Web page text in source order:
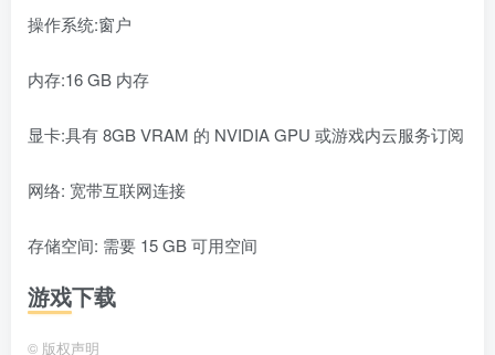
操作系统:窗户
内存:16 GB 内存
显卡:具有 8GB VRAM 的 NVIDIA GPU 或游戏内云服务订阅
网络: 宽带互联网连接
存储空间: 需要 15 GB 可用空间
游戏下载
© 版权声明